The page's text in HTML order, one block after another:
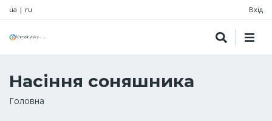
ua | ru Вхід
Насіння соняшника
Рядок
Головна